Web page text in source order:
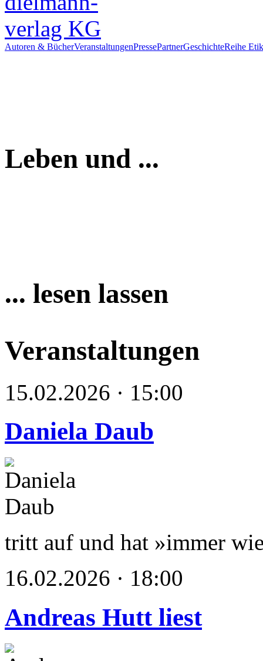
Autoren & BücherVeranstaltungenPressePartnerGeschichteReihe
Leben und ...
... lesen lassen
Veranstaltungen
15.02.2026 · 15:00
Daniela Daub
tritt auf und hat »immer
16.02.2026 · 18:00
Andreas Hutt liest